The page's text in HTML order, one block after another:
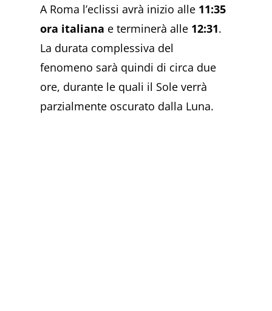
A Roma l’eclissi avrà inizio alle 11:35
ora italiana e terminerà alle 12:31.
La durata complessiva del
fenomeno sarà quindi di circa due
ore, durante le quali il Sole verrà
parzialmente oscurato dalla Luna.